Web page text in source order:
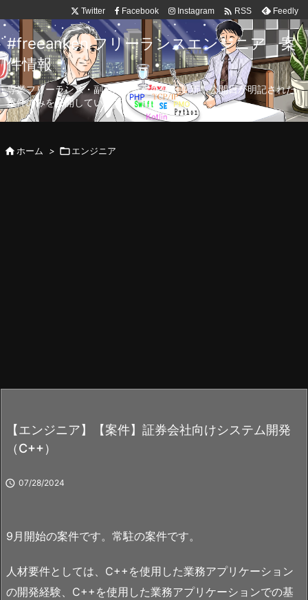
Twitter Facebook Instagram  RSS Feedly
#freeanken フリーランスエンジニア 案
件情報
専業フリーランス・副業向け案件を毎日更新！公開日が明記された
案件のみを公開しています。
ホーム > エンジニア
【エンジニア】【案件】証券会社向けシステム開発
（C++）
 07/28/2024
9月開始の案件です。常駐の案件です。
人材要件としては、C++を使用した業務アプリケーション
の開発経験、C++を使用した業務アプリケーションでの基